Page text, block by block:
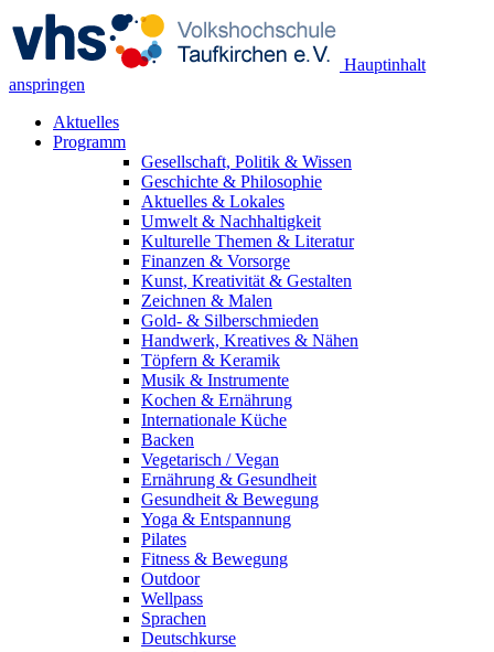
Hauptinhalt
anspringen
Aktuelles
Programm
Gesellschaft, Politik & Wissen
Geschichte & Philosophie
Aktuelles & Lokales
Umwelt & Nachhaltigkeit
Kulturelle Themen & Literatur
Finanzen & Vorsorge
Kunst, Kreativität & Gestalten
Zeichnen & Malen
Gold- & Silberschmieden
Handwerk, Kreatives & Nähen
Töpfern & Keramik
Musik & Instrumente
Kochen & Ernährung
Internationale Küche
Backen
Vegetarisch / Vegan
Ernährung & Gesundheit
Gesundheit & Bewegung
Yoga & Entspannung
Pilates
Fitness & Bewegung
Outdoor
Wellpass
Sprachen
Deutschkurse